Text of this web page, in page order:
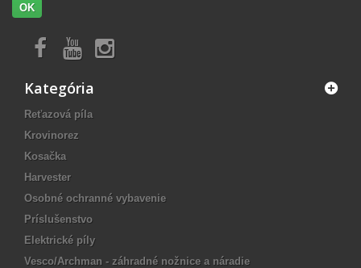
OK
Kategória
Reťazová píla
Krovinorez
Kosačka
Harvester
Osobné ochranné vybavenie
Príslušenstvo
Elektrické píly
Vesco/Archman - záhradné nožnice a náradie